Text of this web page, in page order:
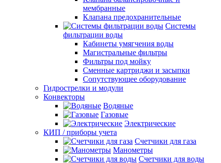
мембранные
Клапана предохранительные
Системы
фильтрации воды
Кабинеты умягчения воды
Магистральные фильтры
Фильтры под мойку
Сменные картриджи и засыпки
Сопутствующее оборудование
Гидрострелки и модули
Конвекторы
Водяные
Газовые
Электрические
КИП / приборы учета
Счетчики для газа
Манометры
Счетчики для воды